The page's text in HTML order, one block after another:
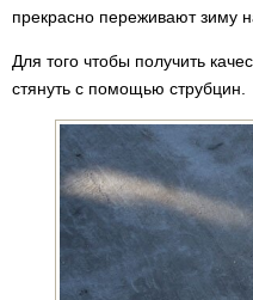
прекрасно переживают зиму
Для того чтобы получить
стянуть с помощью струбцин.